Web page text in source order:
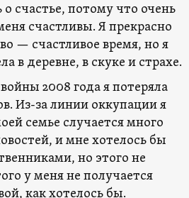
о счастье, потому что очень
счастливы. Я прекрасно
— счастливое время, но я
в деревне, в скуке и страхе.
2008 года я потеряла
Из-за линии оккупации я
семье случается много
и мне хотелось бы
но этого не
у меня не получается
как хотелось бы.